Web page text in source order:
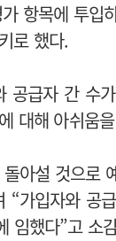
항목에 투입
로 했다.
공급자 간 수
대해 아쉬움
아설 것으로
가입자와 공
임했다”고 소